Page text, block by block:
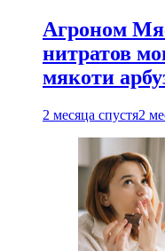
Агроном
нитратов
мякоти
2 месяца спустя2